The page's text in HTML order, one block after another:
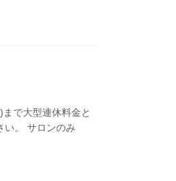
で大型連休料金と
い。 サロンのみ